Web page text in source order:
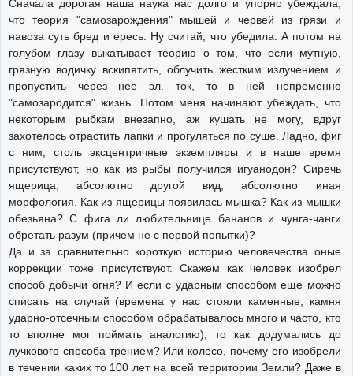
Сначала дорогая наша наука нас долго и упорно убеждала,
что теория "самозарождения" мышей и червей из грязи и
навоза суть бред и ересь. Ну считай, что убедила. А потом на
голубом глазу выкатывает теорию о том, что если мутную,
грязную водичку вскипятить, облучить жестким излучением и
пропустить через нее эл. ток, то в ней непременно
"самозародится" жизнь. Потом меня начинают убеждать, что
некоторым рыбкам внезапно, аж кушать не могу, вдруг
захотелось отрастить лапки и прогуляться по суше. Ладно, фиг
с ним, столь эксцентричные экземпляры и в наше время
присутствуют, но как из рыбы получился игуанодон? Сиречь
ящерица, абсолютно другой вид, абсолютно иная
морфология. Как из ящерицы появилась мышка? Как из мышки
обезьяна? С фига ли любительнице бананов и чунга-чанги
обретать разум (причем не с первой попытки)?
Да и за сравнительно короткую историю человечества оные
коррекции тоже присутствуют. Скажем как человек изобрел
способ добычи огня? И если с ударным способом еще можно
списать на случай (времена у нас стояли каменные, камня
ударно-отсечным способом обрабатывалось много и часто, кто
то вполне мог поймать аналогию), то как додумались до
лучкового способа трением? Или колесо, почему его изобрели
в течении каких то 100 лет на всей территории Земли? Даже в